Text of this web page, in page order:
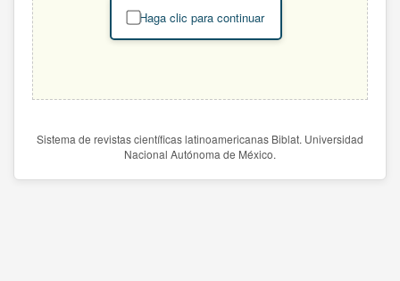
Haga clic para continuar
Sistema de revistas científicas latinoamericanas Biblat. Universidad
Nacional Autónoma de México.